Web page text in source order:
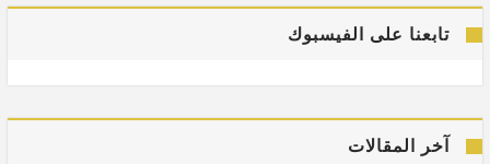
تابعنا على الفيسبوك
آخر المقالات